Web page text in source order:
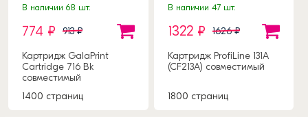
В наличии 68 шт.
774 ₽ 913 ₽
Картридж GalaPrint
Cartridge 716 Bk
совместимый
1400 страниц
В наличии 47 шт.
1322 ₽ 1626 ₽
Картридж ProfiLine 131A
(CF213A) совместимый
1800 страниц